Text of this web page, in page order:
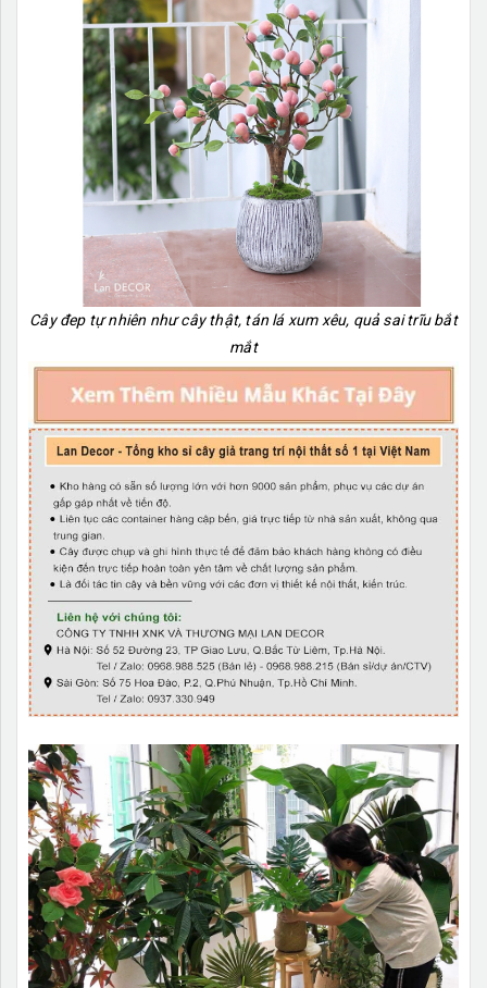
Cây đep tự nhiên như cây thật, tán lá xum xêu, quả sai trĩu bắt
mắt